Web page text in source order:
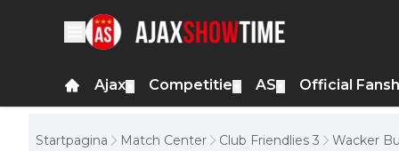
Ajax Competitie AS Official
Startpagina Match Center Club Friendlies 3 Wacker